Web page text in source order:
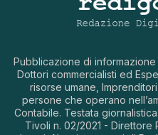
Pubblicazione di
Dottori commercialisti ed
risorse umane,
persone che operano
Contabile. Testata
Tivoli n. 02/2021 - Direttore